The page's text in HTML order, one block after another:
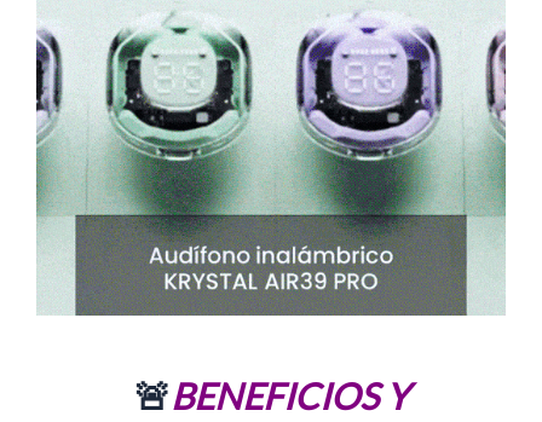
🚨BENEFICIOS Y